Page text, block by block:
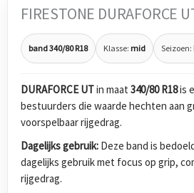
FIRESTONE DURAFORCE
band 340/80 R18 Klasse: mid Seizoen:
DURAFORCE UTin maat 340/80 R18is
bestuurders die waarde hechten aan
voorspelbaar rijgedrag.
Dagelijks gebruik: Deze band is
dagelijks gebruik met focus op grip,
rijgedrag.